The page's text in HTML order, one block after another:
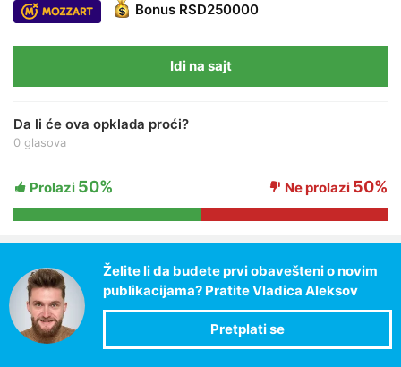
Bonus RSD250000
Idi na sajt
Da li će ova opklada proći?
0 glasova
Prolazi 50% Ne prolazi 50%
Želite li da budete prvi obavešteni o novim
publikacijama? Pratite Vladica Aleksov